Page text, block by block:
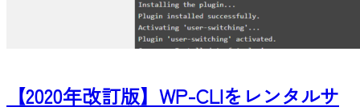
【2020年改訂版】WP-CLIをレンタルサ